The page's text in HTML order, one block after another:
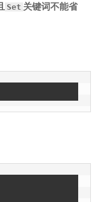
Set 关键词不能省